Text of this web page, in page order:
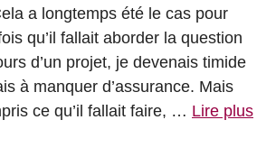
a longtemps été le cas pour
qu’il fallait aborder la question
d’un projet, je devenais timide
à manquer d’assurance. Mais
ce qu’il fallait faire, … Lire plus